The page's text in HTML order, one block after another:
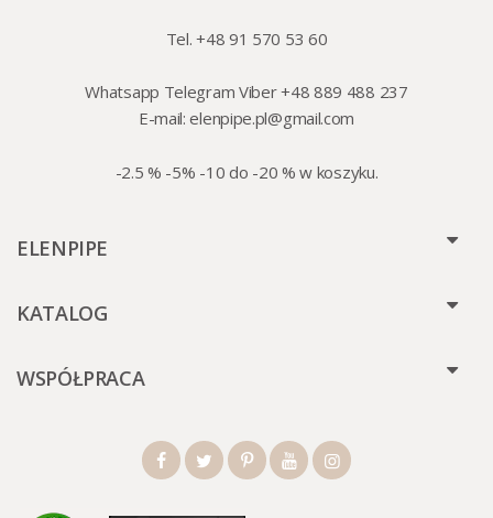
Tel. +48 91 570 53 60
Whatsapp Telegram Viber +48 889 488 237
E-mail:elenpipe.pl@gmail.com
-2.5 % -5% -10 do -20 % w koszyku.
ELENPIPE
KATALOG
WSPÓŁPRACA